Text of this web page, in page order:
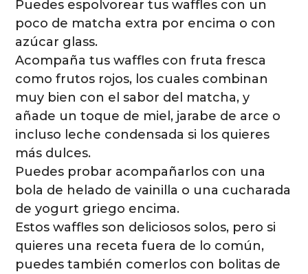
Puedes espolvorear tus waffles con un
poco de matcha extra por encima o con
azúcar glass.
Acompaña tus waffles con fruta fresca
como frutos rojos, los cuales combinan
muy bien con el sabor del matcha, y
añade un toque de miel, jarabe de arce o
incluso leche condensada si los quieres
más dulces.
Puedes probar acompañarlos con una
bola de helado de vainilla o una cucharada
de yogurt griego encima.
Estos waffles son deliciosos solos, pero si
quieres una receta fuera de lo común,
puedes también comerlos con bolitas de